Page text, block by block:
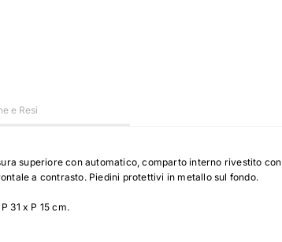
e Resi
superiore con automatico, comparto interno rivestito con
a contrasto. Piedini protettivi in metallo sul fondo.
31 x P 15 cm.